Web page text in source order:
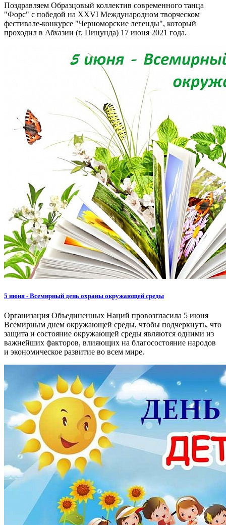
Поздравляем Образцовый коллектив современного танца
"Форс" с победой на XXVI Международном творческом
фестивале-конкурсе "Черноморские легенды", который
проходил в Абхазии (г. Пицунда) 17 июня 2021 года.
5 июня - Всемирный день охраны окружающей среды
Организация Объединенных Наций провозгласила 5 июня
Всемирным днем окружающей среды, чтобы подчеркнуть, что
защита и состояние окружающей среды являются одними из
важнейших факторов, влияющих на благосостояние народов
и экономическое развитие во всем мире.